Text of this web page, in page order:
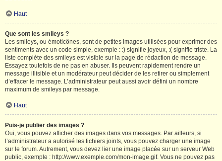
Haut
Que sont les smileys ?
Les smileys, ou émoticônes, sont de petites images utilisées pour exprimer des
sentiments avec un code simple, exemple : :) signifie joyeux, :( signifie triste. La
liste complète des smileys est visible sur la page de rédaction de message.
Essayez toutefois de ne pas en abuser. Ils peuvent rapidement rendre un
message illisible et un modérateur peut décider de les retirer ou simplement
d’effacer le message. L’administrateur peut aussi avoir défini un nombre
maximum de smileys par message.
Haut
Puis-je publier des images ?
Oui, vous pouvez afficher des images dans vos messages. Par ailleurs, si
l’administrateur a autorisé les fichiers joints, vous pouvez charger une image
sur le forum. Autrement, vous devez lier une image placée sur un serveur Web
public, exemple : http://www.exemple.com/mon-image.gif. Vous ne pouvez pas